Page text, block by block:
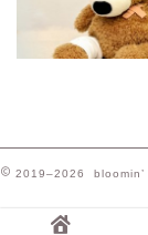
2019–2026 bloomin’